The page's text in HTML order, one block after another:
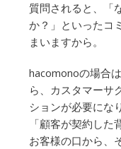
質問されると、「
か？」といったコ
まいますから。
hacomonoの場合
ら、カスタマーサ
ションが必要にな
「顧客が契約し
お客様の口から、